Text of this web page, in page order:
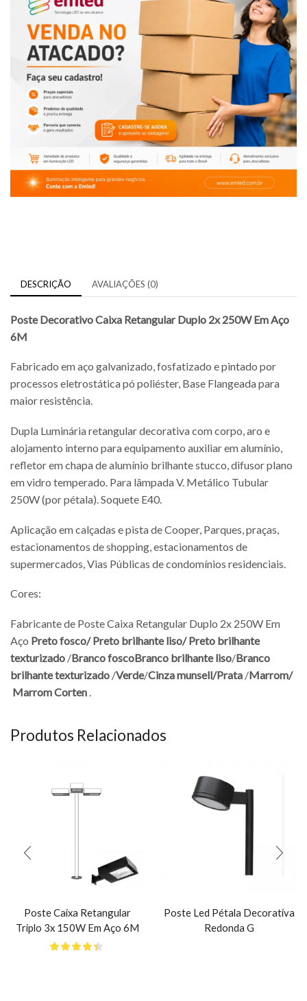
DESCRIÇÃO AVALIAÇÕES (0)
Poste Decorativo Caixa Retangular Duplo 2x 250W Em Aço
6M
Fabricado em aço galvanizado, fosfatizado e pintado por
processos eletrostática pó poliéster, Base Flangeada para
maior resistência.
Dupla Luminária retangular decorativa com corpo, aro e
alojamento interno para equipamento auxiliar em alumínio,
refletor em chapa de alumínio brilhante stucco, difusor plano
em vidro temperado. Para lâmpada V. Metálico Tubular
250W (por pétala). Soquete E40.
Aplicação em calçadas e pista de Cooper, Parques, praças,
estacionamentos de shopping, estacionamentos de
supermercados, Vias Públicas de condomínios residenciais.
Cores:
Fabricante de Poste Caixa Retangular Duplo 2x 250W Em
Aço Preto fosco/Preto brilhante liso/Preto brilhante
texturizado /Branco foscoBranco brilhante liso/Branco
brilhante texturizado /Verde/Cinza munsell/Prata /Marrom/
Marrom Corten
Produtos Relacionados
Poste Caixa Retangular
Triplo 3x 150W Em Aço 6M
Poste Led Pétala Decorativa
Redonda G